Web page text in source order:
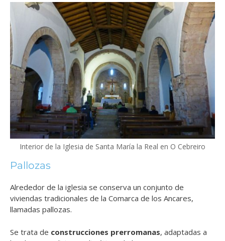
Interior de la Iglesia de Santa María la Real en O Cebreiro
Pallozas
Alrededor de la iglesia se conserva un conjunto de
viviendas tradicionales de la Comarca de los Ancares,
llamadas pallozas.
Se trata de construcciones prerromanas, adaptadas a